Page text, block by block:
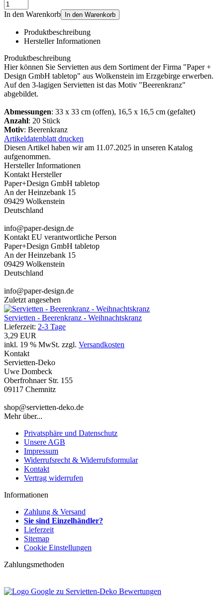
In den Warenkorb In den Warenkorb
Produktbeschreibung
Hersteller Informationen
Produktbeschreibung
Hier können Sie Servietten aus dem Sortiment der Firma "Paper +
Design GmbH tabletop" aus Wolkenstein im Erzgebirge erwerben.
Auf den 3-lagigen Servietten ist das Motiv "Beerenkranz"
abgebildet.
Abmessungen: 33 x 33 cm (offen), 16,5 x 16,5 cm (gefaltet)
Anzahl: 20 Stück
Motiv: Beerenkranz
Artikeldatenblatt drucken
Diesen Artikel haben wir am 11.07.2025 in unseren Katalog
aufgenommen.
Hersteller Informationen
Kontakt Hersteller
Paper+Design GmbH tabletop
An der Heinzebank 15
09429 Wolkenstein
Deutschland
info@paper-design.de
Kontakt EU verantwortliche Person
Paper+Design GmbH tabletop
An der Heinzebank 15
09429 Wolkenstein
Deutschland
info@paper-design.de
Zuletzt angesehen
Servietten - Beerenkranz - Weihnachtskranz
Lieferzeit: 2-3 Tage
3,29 EUR
inkl. 19 % MwSt. zzgl. Versandkosten
Kontakt
Servietten-Deko
Uwe Dombeck
Oberfrohnaer Str. 155
09117 Chemnitz
shop@servietten-deko.de
Mehr über...
Privatsphäre und Datenschutz
Unsere AGB
Impressum
Widerrufsrecht & Widerrufsformular
Kontakt
Vertrag widerrufen
Informationen
Zahlung & Versand
Sie sind Einzelhändler?
Lieferzeit
Sitemap
Cookie Einstellungen
Zahlungsmethoden